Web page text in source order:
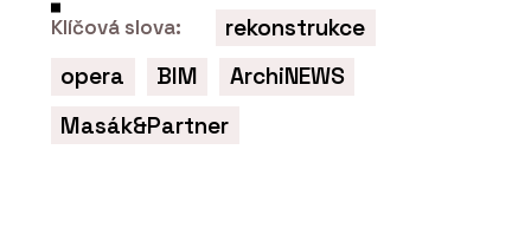
Klíčová slova:
rekonstrukce
opera
BIM
ArchiNEWS
Masák&Partner